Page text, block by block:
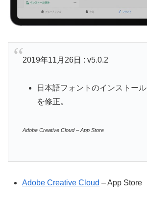
2019年11月26日 : v5.0.2
日本語フォントのインストー
を修正。
Adobe Creative Cloud – App Store
Adobe Creative Cloud – App Store